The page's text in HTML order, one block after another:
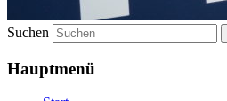
Suchen
Hauptmenü